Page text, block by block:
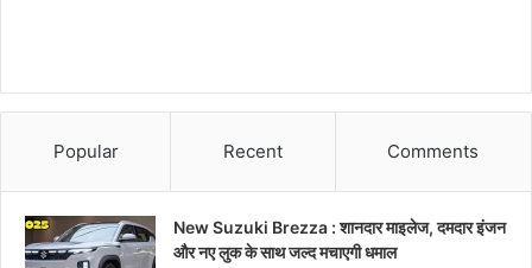
Popular Recent Comments
New Suzuki Brezza : शानदार माइलेज, दमदार इंजन
और नए लुक के साथ जल्द मचाएगी धमाल